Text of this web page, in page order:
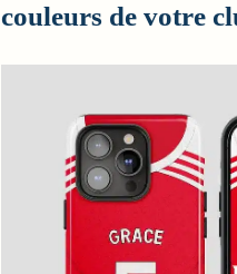
couleurs de votre